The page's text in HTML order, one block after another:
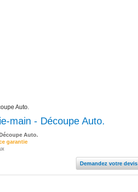
Auto.
main - Découpe Auto.
Auto.
garantie
Demandez votre devis